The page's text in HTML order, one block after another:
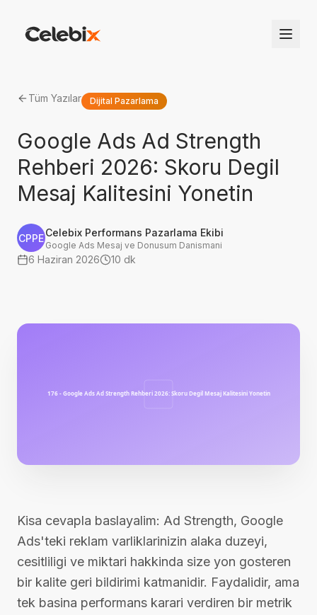
Tüm Yazılar Dijital Pazarlama
Google Ads Ad Strength
Rehberi 2026: Skoru Degil
Mesaj Kalitesini Yonetin
CPPECelebix Performans Pazarlama Ekibi
Google Ads Mesaj ve Donusum Danismani
6 Haziran 2026 10 dk
Kisa cevapla baslayalim: Ad Strength, Google
Ads'teki reklam varliklarinizin alaka duzeyi,
cesitliligi ve miktari hakkinda size yon gosteren
bir kalite geri bildirimi katmanidir. Faydalidir, ama
tek basina performans karari verdiren bir metrik